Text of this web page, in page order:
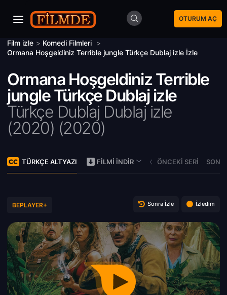
OTURUM AÇ
Film izle > Komedi Filmleri >
Ormana Hoşgeldiniz Terrible jungle Türkçe Dublaj izle İzle
Ormana Hoşgeldiniz Terrible
jungle Türkçe Dublaj izle
Türkçe Dublaj Dublaj izle
(2020) (2020)
TÜRKÇE ALTYAZI FILMI İNDIR ÖNCEKI SERI
BEPLAYER+ Sonra İzle İzledim